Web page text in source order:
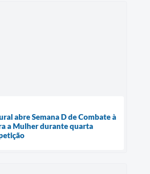
abre Semana D de Combate à
a Mulher durante quarta